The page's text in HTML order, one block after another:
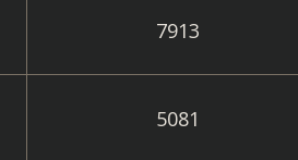
7913
5081